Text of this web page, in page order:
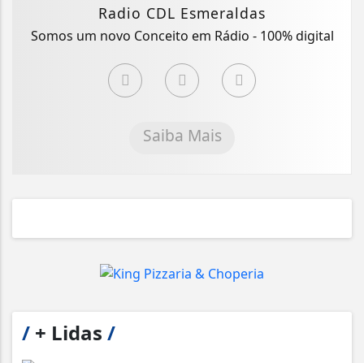
Radio CDL Esmeraldas
Somos um novo Conceito em Rádio - 100% digital
Saiba Mais
/ + Lidas /